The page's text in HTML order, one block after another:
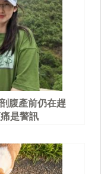
腹產前仍在趕
是警訊